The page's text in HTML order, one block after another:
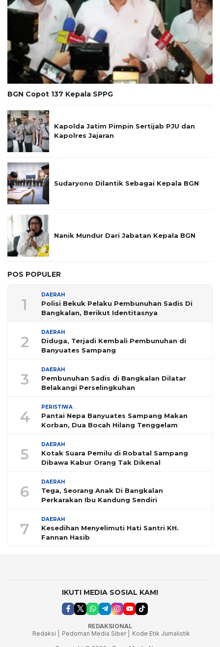
BGN Copot 137 Kepala SPPG
Kapolda Jatim Pimpin Sertijab PJU dan
Kapolres Jajaran
Sudaryono Dilantik Sebagai Kepala BGN
Nanik Mundur Dari Jabatan Kepala BGN
POS POPULER
1
DAERAH
Polisi Bekuk Pelaku Pembunuhan Sadis Di
Bangkalan, Berikut Identitasnya
2
DAERAH
Diduga, Terjadi Kembali Pembunuhan di
Banyuates Sampang
3
DAERAH
Pembunuhan Sadis di Bangkalan Dilatar
Belakangi Perselingkuhan
4
PERISTIWA
Pantai Nepa Banyuates Sampang Makan
Korban, Dua Bocah Hilang Tenggelam
5
DAERAH
Kotak Suara Pemilu di Robatal Sampang
Dibawa Kabur Orang Tak Dikenal
6
DAERAH
Tega, Seorang Anak Di Bangkalan
Perkarakan Ibu Kandung Sendiri
7
DAERAH
Kesedihan Menyelimuti Hati Santri KH.
Fannan Hasib
IKUTI MEDIA SOSIAL KAMI
REDAKSIONAL
Redaksi |
Pedoman Media Siber |
Kode Etik Jurnalistik